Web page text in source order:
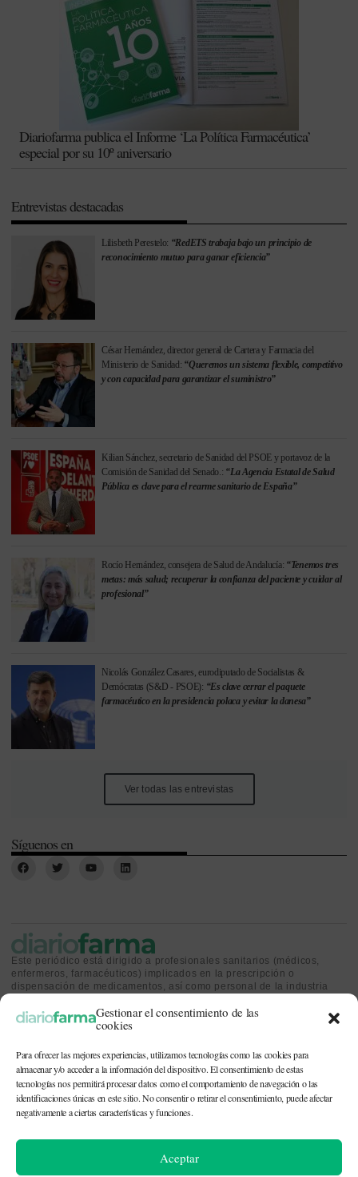
Gestionar el consentimiento de las
cookies
Para ofrecer las mejores experiencias, utilizamos tecnologías como las cookies para
almacenar y/o acceder a la información del dispositivo. El consentimiento de estas
tecnologías nos permitirá procesar datos como el comportamiento de navegación o las
identificaciones únicas en este sitio. No consentir o retirar el consentimiento, puede afectar
negativamente a ciertas características y funciones.
Aceptar
Diariofarma publica el Informe ‘La Política Farmacéutica’
especial por su 10º aniversario
Entrevistas destacadas
Lilisbeth Perestelo: “RedETS trabaja bajo un principio de
reconocimiento mutuo para ganar eficiencia”
César Hernández, director general de Cartera y Farmacia del
Ministerio de Sanidad: “Queremos un sistema flexible, competitivo
y con capacidad para garantizar el suministro”
Kilian Sánchez, secretario de Sanidad del PSOE y portavoz de la
Comisión de Sanidad del Senado.: “La Agencia Estatal de Salud
Pública es clave para el rearme sanitario de España”
Rocío Hernández, consejera de Salud de Andalucía: “Tenemos tres
metas: más salud; recuperar la confianza del paciente y cuidar al
profesional”
Nicolás González Casares, eurodiputado de Socialistas &
Demócratas (S&D - PSOE): “Es clave cerrar el paquete
farmacéutico en la presidencia polaca y evitar la danesa”
Ver todas las entrevistas
Síguenos en
Este periódico está dirigido a profesionales sanitarios (médicos,
enfermeros, farmacéuticos) implicados en la prescripción o
dispensación de medicamentos, así como personal de la industria
sanitaria.
CONTACTO Y QUIÉNES SOMOS|POLÍTICA DE COOKIES|POLÍTICA DE
© 2026. Todos los derechos reservados. |
| Recursos
fotográficos: depositphotos